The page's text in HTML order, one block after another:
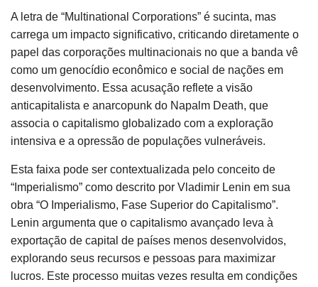
A letra de “Multinational Corporations” é sucinta, mas
carrega um impacto significativo, criticando diretamente o
papel das corporações multinacionais no que a banda vê
como um genocídio econômico e social de nações em
desenvolvimento. Essa acusação reflete a visão
anticapitalista e anarcopunk do Napalm Death, que
associa o capitalismo globalizado com a exploração
intensiva e a opressão de populações vulneráveis.
Esta faixa pode ser contextualizada pelo conceito de
“Imperialismo” como descrito por Vladimir Lenin em sua
obra “O Imperialismo, Fase Superior do Capitalismo”.
Lenin argumenta que o capitalismo avançado leva à
exportação de capital de países menos desenvolvidos,
explorando seus recursos e pessoas para maximizar
lucros. Este processo muitas vezes resulta em condições